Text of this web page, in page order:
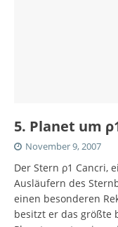
5. Planet um
November 9, 2007
Der Stern ρ1 Cancri,
Ausläufern des
einen besonderen
besitzt er das größte